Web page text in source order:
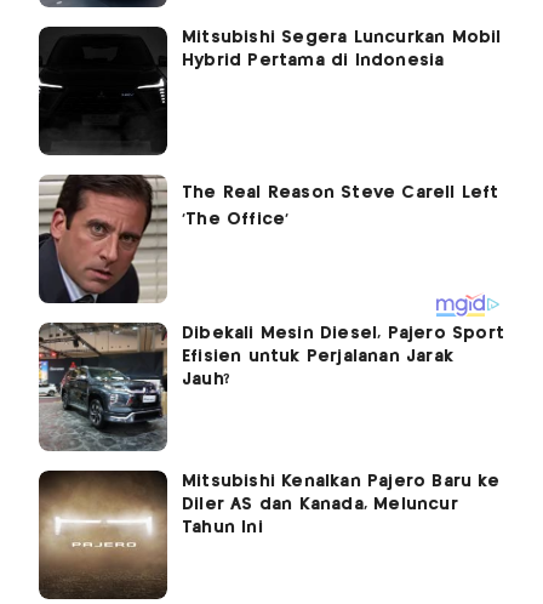
Mitsubishi Segera Luncurkan Mobil
Hybrid Pertama di Indonesia
Dibekali Mesin Diesel, Pajero Sport
Efisien untuk Perjalanan Jarak
Jauh?
Mitsubishi Kenalkan Pajero Baru ke
Diler AS dan Kanada, Meluncur
Tahun Ini